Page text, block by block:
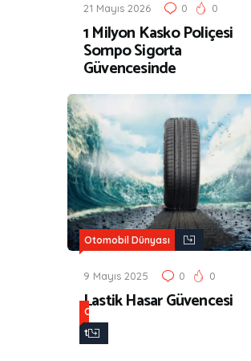
21 Mayıs 2026 0 0
1 Milyon Kasko Poliçesi
Sompo Sigorta
Güvencesinde
Otomobil Dünyası
9 Mayıs 2025 0 0
Lastik Hasar Güvencesi
O
t